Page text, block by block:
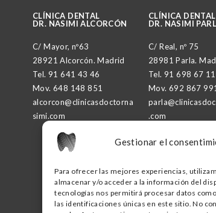
Gestionar el
Para ofrecer las mejores experiencias,
almacenar y/o acceder a la información del
tecnologías nos permitirá procesar datos
las identificaciones únicas en este sitio. No
CLÍNICA DENTAL
DR. NASIMI ALCORCÓN
C/ Mayor, nº63
28921 Alcorcón. Madrid
Tel. 91 641 43 46
Mov. 648 148 851
alcorcon@clinicasdoctorna
simi.com
CLÍNICA DENTAL
DR. NASIMI
C/ Real, nº 75
28981 Parla.
Tel. 91 698 67 11
Mov. 692 867 991
.com